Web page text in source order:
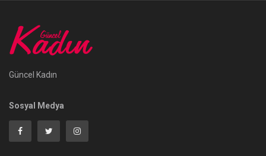
Güncel Kadın
Sosyal Medya